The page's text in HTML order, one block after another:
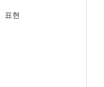
표현